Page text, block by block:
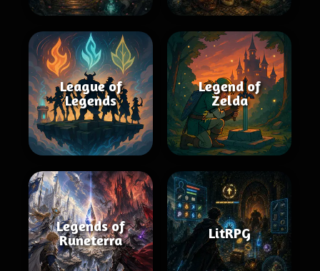
League of
Legends
Legend of
Zelda
Legends of
Runeterra
LitRPG